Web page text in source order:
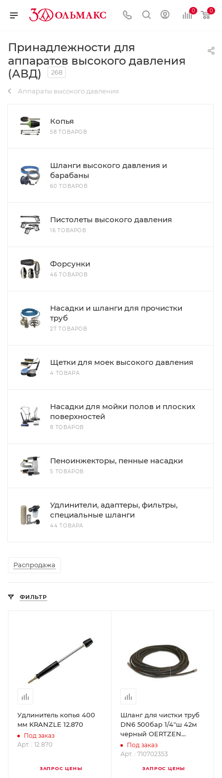
0 0
Принадлежности для
аппаратов высокого давления
(АВД)
268
Аппараты высокого давления
Копья
58 ТОВАРОВ
Шланги высокого давления и
барабаны
60 ТОВАРОВ
Пистолеты высокого давления
16 ТОВАРОВ
Форсунки
46 ТОВАРОВ
Насадки и шланги для прочистки
труб
27 ТОВАРОВ
Щетки для моек высокого давления
4 ТОВАРА
Насадки для мойки полов и плоских
поверхностей
8 ТОВАРОВ
Пеноинжекторы, пенные насадки
5 ТОВАРОВ
Удлинители, адаптеры, фильтры,
специальные шланги
44 ТОВАРА
Распродажа
ФИЛЬТР
Удлинитель копья 400
мм KRANZLE 12.870
Под заказ
Арт. : 12.870
ЗАПРОС ЦЕНЫ
Шланг для чистки труб
DN6 500бар 1/4"ш 42м
черный OERTZEN
710702353
Под заказ
Арт. : 710702353
ЗАПРОС ЦЕНЫ